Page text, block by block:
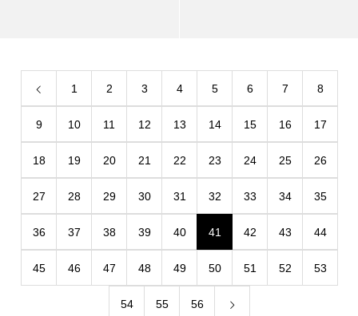
1 2 3 4 5 6 7 8
9 10 11 12 13 14 15 16 17
18 19 20 21 22 23 24 25 26
27 28 29 30 31 32 33 34 35
36 37 38 39 40 41 42 43 44
45 46 47 48 49 50 51 52 53
54 55 56